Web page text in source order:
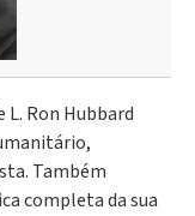
L. Ron Hubbard
Também
completa da sua